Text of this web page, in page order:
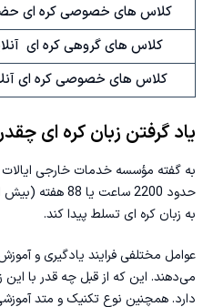
کلاس های خصوصی کره ای
کلاس های گروهی کره ای
کلاس های خصوصی کره ای
یاد گرفتن زبان کره ای
به گفته مؤسسه خدمات خارجی
حدود 2200 ساعت
به زبان کره‌ ای تسلط پیدا کند.
عوامل مختلفی فرایند یادگیری و
می‌دهند. این که از قبل چه قدر با
دارد. همچنین نوع تکنیک و متد